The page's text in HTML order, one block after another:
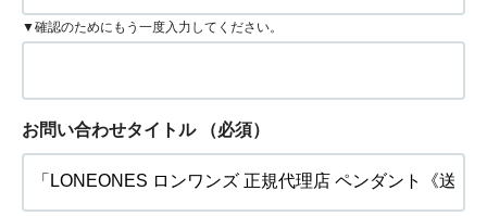
▼確認のためにもう一度入力してください。
お問い合わせタイトル （必須）